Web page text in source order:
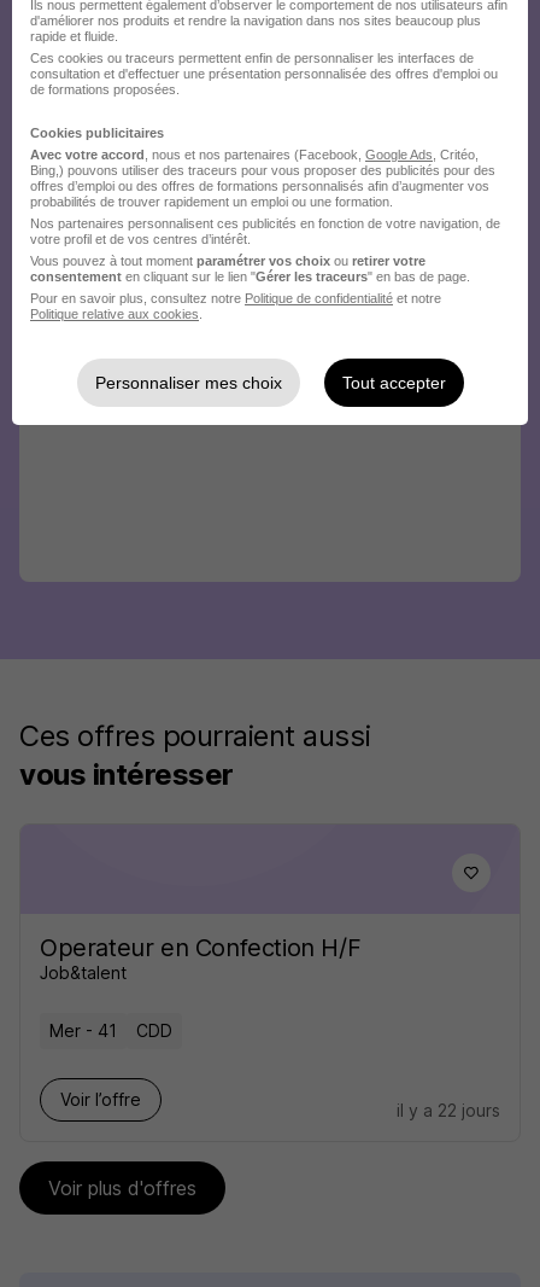
Ces offres pourraient aussi
vous intéresser
Operateur en Confection H/F
Job&talent
Mer - 41 CDD
Voir l’offre
il y a 22 jours
Voir plus d'offres
Ils nous permettent également d’observer le comportement de nos utilisateurs afin
d'améliorer nos produits et rendre la navigation dans nos sites beaucoup plus
rapide et fluide.
Ces cookies ou traceurs permettent enfin de personnaliser les interfaces de
consultation et d'effectuer une présentation personnalisée des offres d'emploi ou
de formations proposées.
Cookies publicitaires
Avec votre accord , nous et nos partenaires (Facebook, Google Ads , Critéo,
Bing,) pouvons utiliser des traceurs pour vous proposer des publicités pour des
offres d’emploi ou des offres de formations personnalisés afin d’augmenter vos
probabilités de trouver rapidement un emploi ou une formation.
Nos partenaires personnalisent ces publicités en fonction de votre navigation, de
votre profil et de vos centres d’intérêt.
Vous pouvez à tout moment paramétrer vos choix ou retirer votre
consentement en cliquant sur le lien "Gérer les traceurs" en bas de page.
Pour en savoir plus, consultez notre Politique de confidentialité et notre
Politique relative aux cookies
Personnaliser mes choix Tout accepter